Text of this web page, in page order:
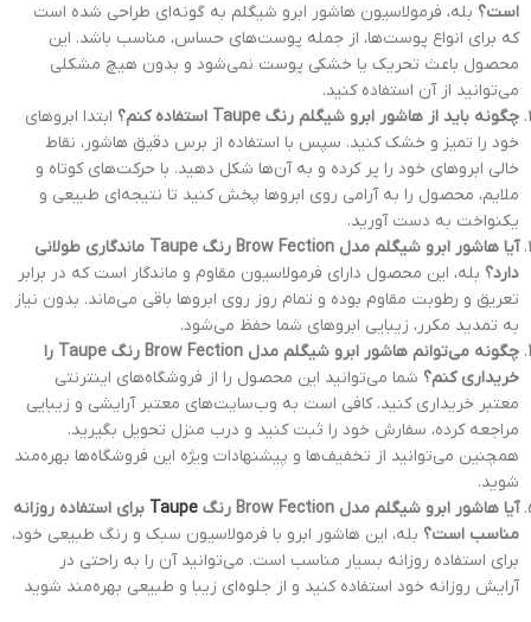
است؟ بله، فرمولاسیون هاشور ابرو شیگلم به گونه‌ای طراحی شده است
که برای انواع پوست‌ها، از جمله پوست‌های حساس، مناسب باشد. این
محصول باعث تحریک یا خشکی پوست نمی‌شود و بدون هیچ مشکلی
می‌توانید از آن استفاده کنید.
چگونه باید از هاشور ابرو شیگلم رنگ Taupe استفاده کنم؟
ابتدا ابروهای
خود را تمیز و خشک کنید. سپس با استفاده از برس دقیق هاشور، نقاط
خالی ابروهای خود را پر کرده و به آن‌ها شکل دهید. با حرکت‌های کوتاه و
ملایم، محصول را به آرامی روی ابروها پخش کنید تا نتیجه‌ای طبیعی و
یکنواخت به دست آورید.
آیا هاشور ابرو شیگلم مدل Brow Fection رنگ Taupe ماندگاری طولانی
دارد؟ بله، این محصول دارای فرمولاسیون مقاوم و ماندگار است که در برابر
تعریق و رطوبت مقاوم بوده و تمام روز روی ابروها باقی می‌ماند. بدون نیاز
به تمدید مکرر، زیبایی ابروهای شما حفظ می‌شود.
چگونه می‌توانم هاشور ابرو شیگلم مدل Brow Fection رنگ Taupe را
خریداری کنم؟ شما می‌توانید این محصول را از فروشگاه‌های اینترنتی
معتبر خریداری کنید. کافی است به وب‌سایت‌های معتبر آرایشی و زیبایی
مراجعه کرده، سفارش خود را ثبت کنید و درب منزل تحویل بگیرید.
همچنین می‌توانید از تخفیف‌ها و پیشنهادات ویژه این فروشگاه‌ها بهره‌مند
شوید.
آیا هاشور ابرو شیگلم مدل Brow Fection رنگ
Taupe برای استفاده روزانه
مناسب است؟ بله، این هاشور ابرو با فرمولاسیون سبک و رنگ طبیعی خود،
برای استفاده روزانه بسیار مناسب است. می‌توانید آن را به راحتی در
آرایش روزانه خود استفاده کنید و از جلوه‌ای زیبا و طبیعی بهره‌مند شوید